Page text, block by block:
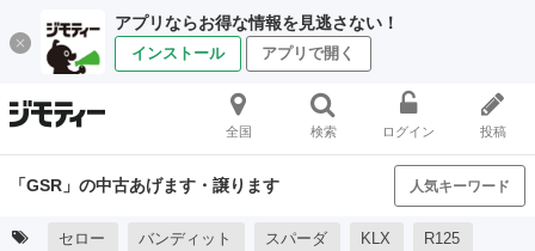
アプリならお得な情報を見逃さない！
インストール アプリで開く
全国 検索 ログイン 投稿
「GSR」の中古あげます・譲ります 人気キーワード
セロー バンディット スパーダ KLX R125